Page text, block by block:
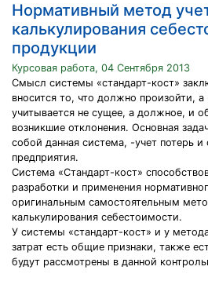
Нормативный метод
калькулирования
продукции
Курсовая работа, 04 Сентября 2013
Смысл системы «стандарт-кост»
вносится то, что должно произойти,
учитывается не сущее, а должное, и
возникшие отклонения. Основная
собой данная система, -учет потерь
предприятия.
Система «Стандарт-кост»
разработки и применения
оригинальным самостоятельным
калькулирования себестоимости.
У системы «стандарт-кост» и у
затрат есть общие признаки, также
будут рассмотрены в данной